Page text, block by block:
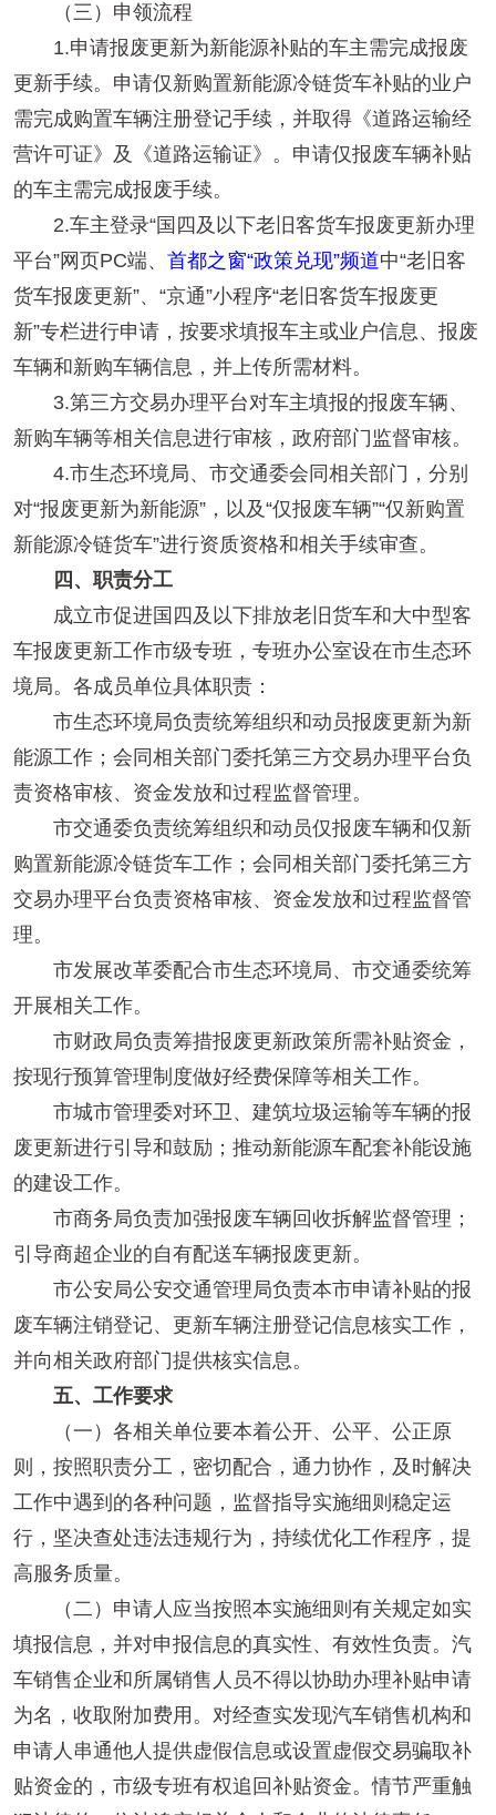
（三）申领流程
1.申请报废更新为新能源补贴的车主需完成报废
更新手续。申请仅新购置新能源冷链货车补贴的业户
需完成购置车辆注册登记手续，并取得《道路运输经
营许可证》及《道路运输证》。申请仅报废车辆补贴
的车主需完成报废手续。
2.车主登录“国四及以下老旧客货车报废更新办理
平台”网页PC端、 首都之窗“政策兑现”频道中“老旧客
货车报废更新”、“京通”小程序“老旧客货车报废更
新”专栏进行申请，按要求填报车主或业户信息、报废
车辆和新购车辆信息，并上传所需材料。
3.第三方交易办理平台对车主填报的报废车辆、
新购车辆等相关信息进行审核，政府部门监督审核。
4.市生态环境局、市交通委会同相关部门，分别
对“报废更新为新能源”，以及“仅报废车辆”“仅新购置
新能源冷链货车”进行资质资格和相关手续审查。
四、职责分工
成立市促进国四及以下排放老旧货车和大中型客
车报废更新工作市级专班，专班办公室设在市生态环
境局。各成员单位具体职责：
市生态环境局负责统筹组织和动员报废更新为新
能源工作；会同相关部门委托第三方交易办理平台负
责资格审核、资金发放和过程监督管理。
市交通委负责统筹组织和动员仅报废车辆和仅新
购置新能源冷链货车工作；会同相关部门委托第三方
交易办理平台负责资格审核、资金发放和过程监督管
理。
市发展改革委配合市生态环境局、市交通委统筹
开展相关工作。
市财政局负责筹措报废更新政策所需补贴资金，
按现行预算管理制度做好经费保障等相关工作。
市城市管理委对环卫、建筑垃圾运输等车辆的报
废更新进行引导和鼓励；推动新能源车配套补能设施
的建设工作。
市商务局负责加强报废车辆回收拆解监督管理；
引导商超企业的自有配送车辆报废更新。
市公安局公安交通管理局负责本市申请补贴的报
废车辆注销登记、更新车辆注册登记信息核实工作，
并向相关政府部门提供核实信息。
五、工作要求
（一）各相关单位要本着公开、公平、公正原
则，按照职责分工，密切配合，通力协作，及时解决
工作中遇到的各种问题，监督指导实施细则稳定运
行，坚决查处违法违规行为，持续优化工作程序，提
高服务质量。
（二）申请人应当按照本实施细则有关规定如实
填报信息，并对申报信息的真实性、有效性负责。汽
车销售企业和所属销售人员不得以协助办理补贴申请
为名，收取附加费用。对经查实发现汽车销售机构和
申请人串通他人提供虚假信息或设置虚假交易骗取补
贴资金的，市级专班有权追回补贴资金。情节严重触